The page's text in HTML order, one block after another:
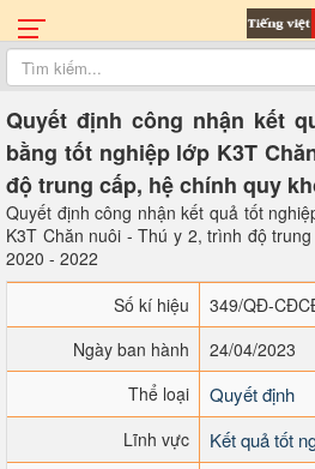
Quyết định công nhận kết
bằng tốt nghiệp lớp K3T
độ trung cấp, hệ chính quy
Quyết định công nhận kết quả tốt
K3T Chăn nuôi - Thú y 2, trình độ
2020 - 2022
Số kí hiệu
349/QĐ-
Ngày ban hành
24/04/2023
Thể loại
Quyết định
Lĩnh vực Kết quả tốt